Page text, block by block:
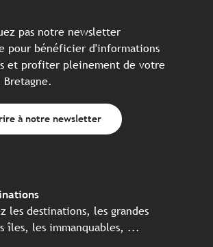
pas notre newsletter
pour bénéficier d'informations
et profiter pleinement de votre
à notre newsletter
les destinations, les grandes
îles, les immanquables, ...